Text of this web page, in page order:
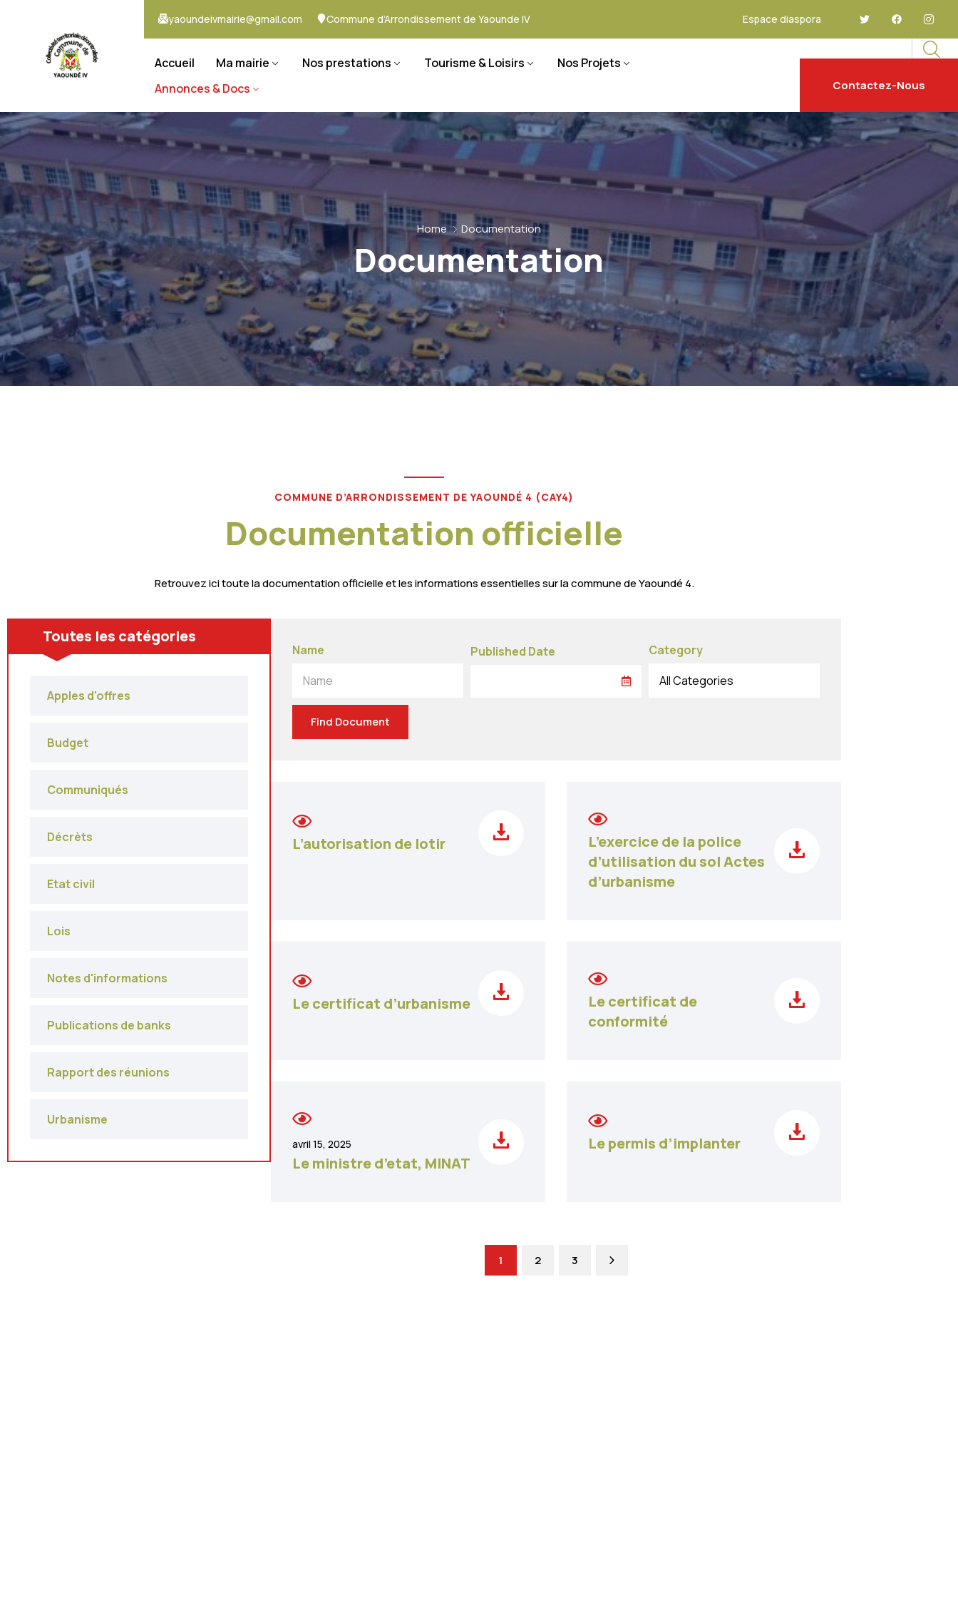
yaoundeivmairie@gmail.com Commune d’Arrondissement de Yaounde IV Espace diaspora
Accueil Ma mairie Nos prestations Tourisme & Loisirs
Nos Projets
Annonces & Docs
Contactez-Nous
Home Documentation
Documentation
COMMUNE D’ARRONDISSEMENT DE YAOUNDÉ 4 (CAY4)
Documentation officielle
Retrouvez ici toute la documentation officielle et les informations essentielles sur la commune de Yaoundé 4.
Toutes les catégories
Apples d'offres
Budget
Communiqués
Décrèts
Etat civil
Lois
Notes d'informations
Publications de banks
Rapport des réunions
Urbanisme
Name
Name
Published Date
Category
All Categories
Find Document
L’autorisation de lotir
L’exercice de la police
d’utilisation du sol Actes
d’urbanisme
Le certificat d’urbanisme
Le certificat de
conformité
avril 15, 2025
Le ministre d’etat, MINAT
Le permis d’implanter
1 2 3